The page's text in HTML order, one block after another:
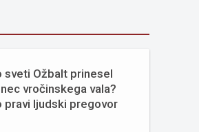
sveti Ožbalt prinesel
vročinskega vala?
pravi ljudski pregovor